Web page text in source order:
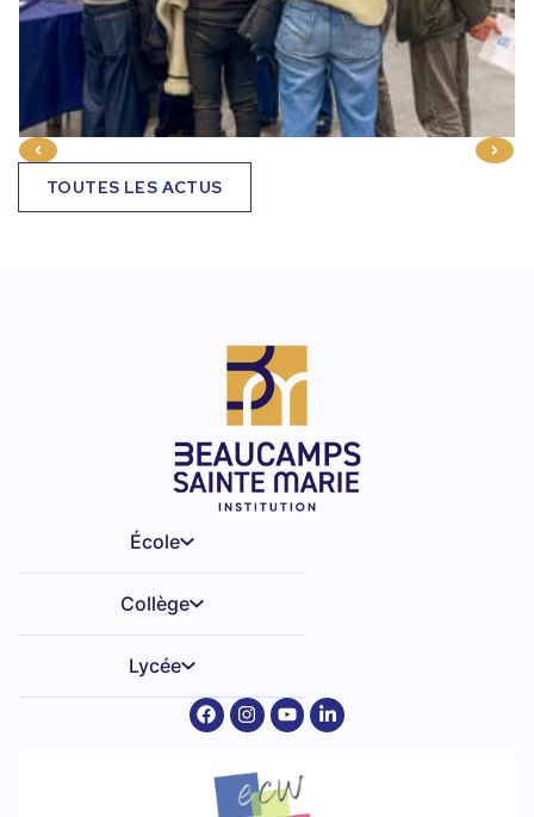
TOUTES LES ACTUS
École
Collège
Lycée